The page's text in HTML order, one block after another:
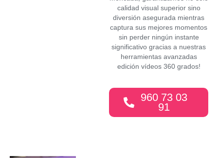
calidad visual superior sino
diversión asegurada mientras
captura sus mejores momentos
sin perder ningún instante
significativo gracias a nuestras
herramientas avanzadas
edición vídeos 360 grados!
960 73 03
91